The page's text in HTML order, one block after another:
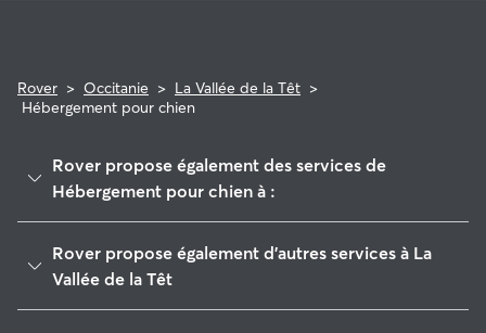
Rover > Occitanie > La Vallée de la Têt >
Hébergement pour chien
Rover propose également des services de
Hébergement pour chien à :
La Vallée de l'Agly
Rover propose également d'autres services à La
Vallée de la Têt